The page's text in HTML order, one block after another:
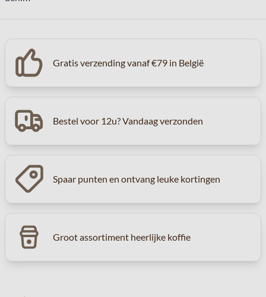
Gratis verzending vanaf €79 in België
Bestel voor 12u? Vandaag verzonden
Spaar punten en ontvang leuke kortingen
Groot assortiment heerlijke koffie